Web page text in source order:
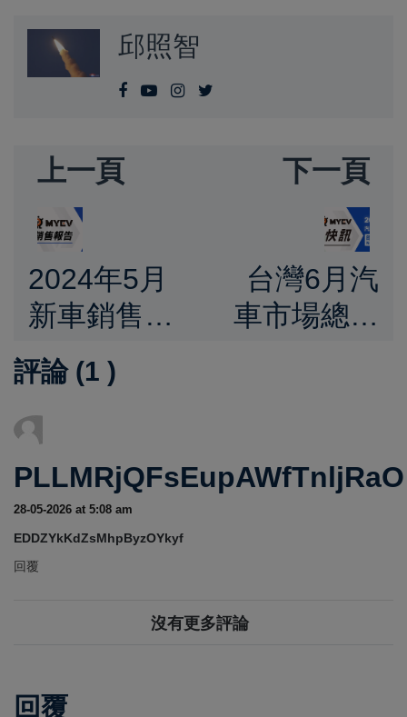
邱照智
上一頁
2024年5月
新車銷售數
量41477
輛，國產"納
智捷n7電動
車"交車輛破
千超過特斯
拉Model
Y。
下一頁
台灣6月汽
車市場總銷
Corolla
Cross再度
僅差151台
屈居次席，
評論 (1 )
PLLMRjQFsEupAWfTnljRaO
28-05-2026 at 5:08 am
EDDZYkKdZsMhpByzOYkyf
回覆
沒有更多評論
回覆